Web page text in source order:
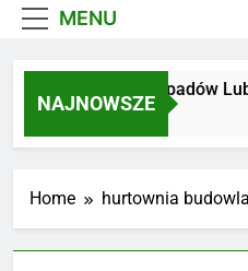
MENU
NAJNOWSZE
Utylizacja odpadów
2 Miesiące Ago
Home hurtownia